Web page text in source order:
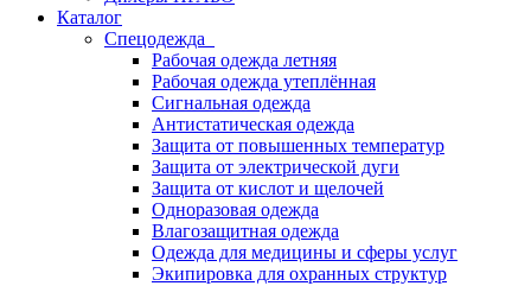
Каталог
Спецодежда
Рабочая одежда летняя
Рабочая одежда утеплённая
Сигнальная одежда
Антистатическая одежда
Защита от повышенных температур
Защита от электрической дуги
Защита от кислот и щелочей
Одноразовая одежда
Влагозащитная одежда
Одежда для медицины и сферы услуг
Экипировка для охранных структур